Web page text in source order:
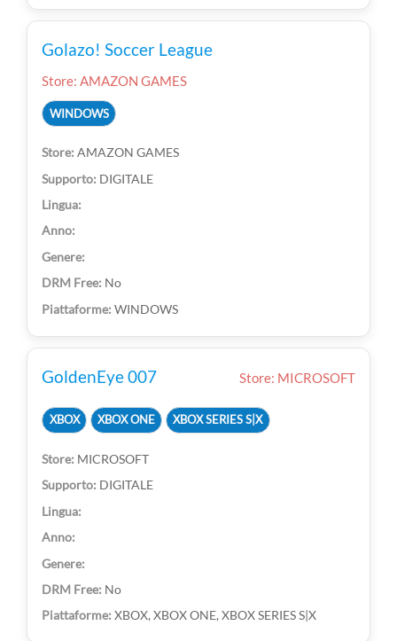
Golazo! Soccer League
Store: AMAZON GAMES
WINDOWS
AMAZON GAMES
DIGITALE
No
WINDOWS
GoldenEye 007 Store: MICROSOFT
XBOX XBOX ONE XBOX SERIES S|X
MICROSOFT
DIGITALE
No
XBOX, XBOX ONE, XBOX SERIES S|X